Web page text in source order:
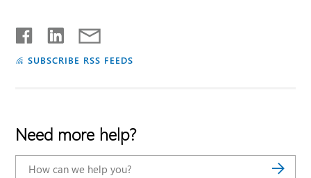
SUBSCRIBE RSS FEEDS
Need more help?